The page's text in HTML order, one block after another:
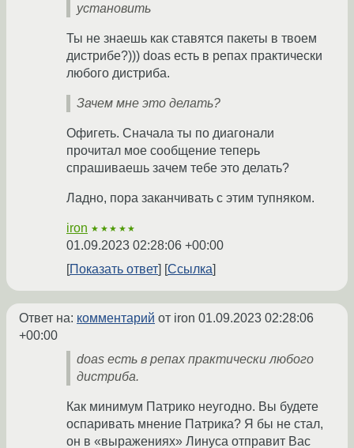
установить
Ты не знаешь как ставятся пакеты в твоем
дистрибе?))) doas есть в репах практически
любого дистриба.
Зачем мне это делать?
Офигеть. Сначала ты по диагонали
прочитал мое сообщение теперь
спрашиваешь зачем тебе это делать?
Ладно, пора заканчивать с этим тупняком.
iron ★★★★★
01.09.2023 02:28:06 +00:00
Показать ответ
Ссылка
Ответ на: комментарий от iron 01.09.2023 02:28:06
+00:00
doas есть в репах практически любого
дистриба.
Как минимум Патрико неугодно. Вы будете
оспаривать мнение Патрика? Я бы не стал,
он в «выражениях» Линуса отправит Вас